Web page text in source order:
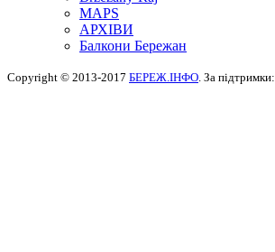
MAPS
АРХІВИ
Балкони Бережан
Copyright © 2013-2017 БЕРЕЖ.ІНФО . За підтримки: